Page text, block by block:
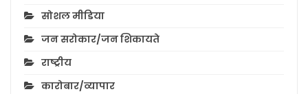
सोशल मीडिया
जन सरोकार/जन शिकायते
राष्ट्रीय
कारोबार/व्यापार